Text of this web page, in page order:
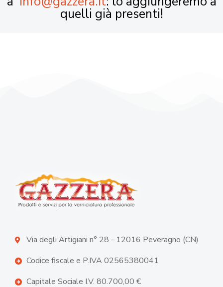
quelli già presenti!
Via degli Artigiani n° 28 - 12016 Peveragno (CN)
Codice fiscale e P.IVA 02565380041
Capitale Sociale I.V. 80.700,00 €